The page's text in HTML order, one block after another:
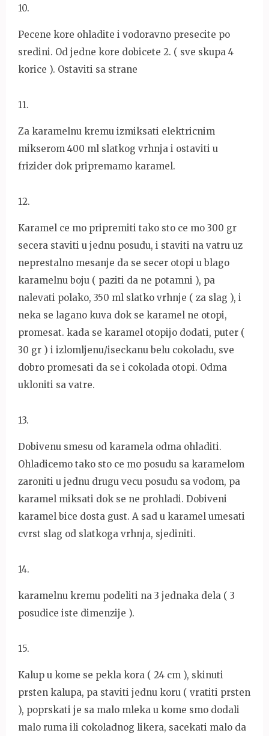
10.
Pecene kore ohladite i vodoravno presecite po
sredini. Od jedne kore dobicete 2. ( sve skupa 4
korice ). Ostaviti sa strane
11.
Za karamelnu kremu izmiksati elektricnim
mikserom 400 ml slatkog vrhnja i ostaviti u
frizider dok pripremamo karamel.
12.
Karamel ce mo pripremiti tako sto ce mo 300 gr
secera staviti u jednu posudu, i staviti na vatru uz
neprestalno mesanje da se secer otopi u blago
karamelnu boju ( paziti da ne potamni ), pa
nalevati polako, 350 ml slatko vrhnje ( za slag ), i
neka se lagano kuva dok se karamel ne otopi,
promesat. kada se karamel otopijo dodati, puter (
30 gr ) i izlomljenu/iseckanu belu cokoladu, sve
dobro promesati da se i cokolada otopi. Odma
ukloniti sa vatre.
13.
Dobivenu smesu od karamela odma ohladiti.
Ohladicemo tako sto ce mo posudu sa karamelom
zaroniti u jednu drugu vecu posudu sa vodom, pa
karamel miksati dok se ne prohladi. Dobiveni
karamel bice dosta gust. A sad u karamel umesati
cvrst slag od slatkoga vrhnja, sjediniti.
14.
karamelnu kremu podeliti na 3 jednaka dela ( 3
posudice iste dimenzije ).
15.
Kalup u kome se pekla kora ( 24 cm ), skinuti
prsten kalupa, pa staviti jednu koru ( vratiti prsten
), poprskati je sa malo mleka u kome smo dodali
malo ruma ili cokoladnog likera, sacekati malo da